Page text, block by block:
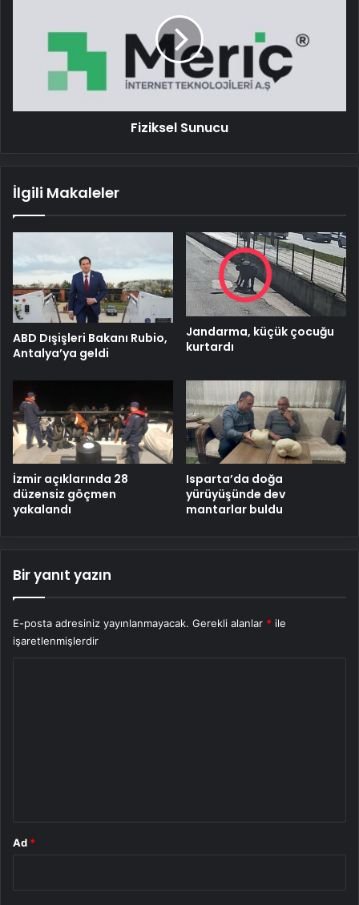
Fiziksel Sunucu
İlgili Makaleler
ABD Dışişleri Bakanı Rubio,
Antalya’ya geldi
Jandarma, küçük çocuğu
kurtardı
İzmir açıklarında 28
düzensiz göçmen
yakalandı
Isparta’da doğa
yürüyüşünde dev
mantarlar buldu
Bir yanıt yazın
E-posta adresiniz yayınlanmayacak. Gerekli alanlar * ile
işaretlenmişlerdir
Ad *